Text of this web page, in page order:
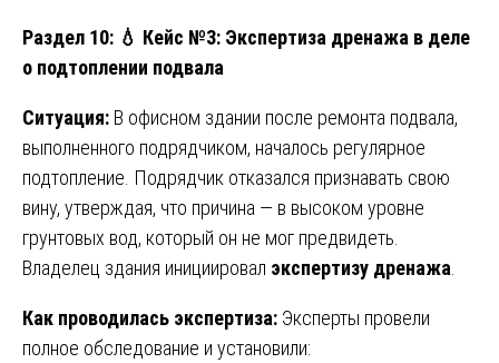
Раздел 10: 💧 Кейс №3: Экспертиза дренажа в деле
о подтоплении подвала
Ситуация: В офисном здании после ремонта подвала,
выполненного подрядчиком, началось регулярное
подтопление. Подрядчик отказался признавать свою
вину, утверждая, что причина — в высоком уровне
грунтовых вод, который он не мог предвидеть.
Владелец здания инициировал экспертизу дренажа
Как проводилась экспертиза: Эксперты провели
полное обследование и установили: